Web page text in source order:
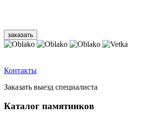
Контакты
Заказать выезд специалиста
Каталог памятников